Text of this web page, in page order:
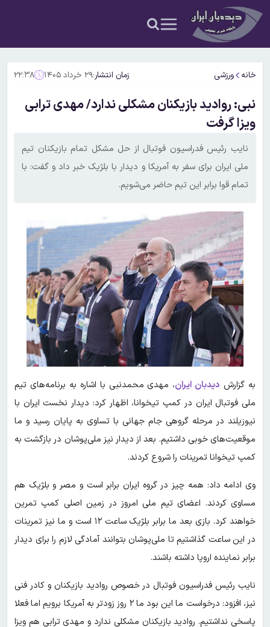
خانه ورزشی زمان انتشار:۲۹ خرداد ۱۴۰۵ ۲۲:۳۸
نبی: روادید بازیکنان مشکلی ندارد/ مهدی ترابی
ویزا گرفت
نایب رئیس فدراسیون فوتبال از حل مشکل تمام بازیکنان تیم
ملی ایران برای سفر به آمریکا و دیدار با بلژیک خبر داد و گفت: با
تمام قوا برابر این تیم حاضر می‌شویم.
به گزارش دیدبان ایران، مهدی محمدنبی با اشاره به برنامه‌های تیم
ملی فوتبال ایران در کمپ تیخوانا، اظهار کرد: دیدار نخست ایران با
نیوزیلند در مرحله گروهی جام جهانی با تساوی به پایان رسید و ما
موقعیت‌های خوبی داشتیم. بعد از دیدار نیز ملی‌پوشان در بازگشت به
کمپ تیخوانا تمرینات را شروع کردند.
وی ادامه داد: همه چیز در گروه ایران برابر است و مصر و بلژیک هم
مساوی کردند. اعضای تیم ملی امروز در زمین اصلی کمپ تمرین
خواهند کرد. بازی بعد ما برابر بلژیک ساعت ۱۲ است و ما نیز تمرینات
در این ساعت گذاشتیم تا ملی‌پوشان بتوانند آمادگی لازم را برای دیدار
برابر نماینده اروپا داشته باشند.
نایب رئیس فدراسیون فوتبال در خصوص روادید بازیکنان و کادر فنی
نیز، افزود: درخواست ما این بود ما ۲ روز زودتر به آمریکا برویم اما فعلا
پاسخی نداشتیم. روادید بازیکنان مشکلی ندارد و مهدی ترابی هم ویزا